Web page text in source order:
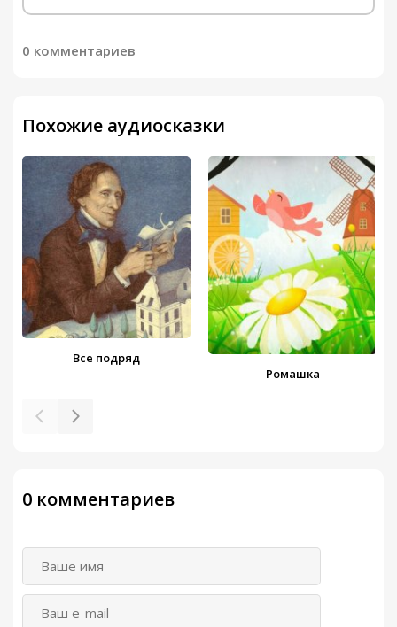
0 комментариев
Похожие аудиосказки
Все подряд
Ромашка
0 комментариев